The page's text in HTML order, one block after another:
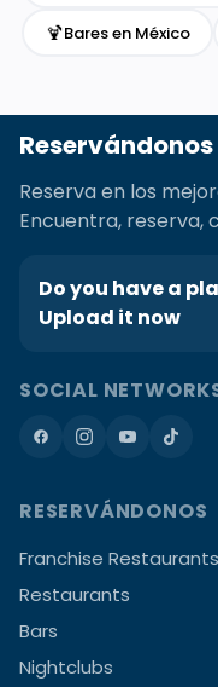
🍹Bares en México
Reservándonos
Reserva en los
Encuentra, reserva,
Do you have a
Upload it now
SOCIAL
RESERVÁNDONOS
Franchise Restaurants
Restaurants
Bars
Nightclubs